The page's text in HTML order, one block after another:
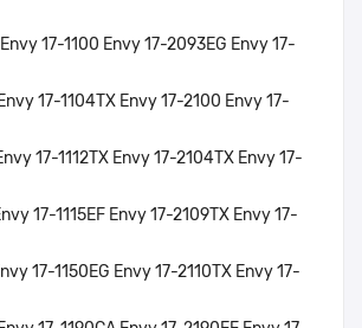
17-1100 Envy 17-2093EG Envy 17-
17-1104TX Envy 17-2100 Envy 17-
17-1112TX Envy 17-2104TX Envy 17-
17-1115EF Envy 17-2109TX Envy 17-
17-1150EG Envy 17-2110TX Envy 17-